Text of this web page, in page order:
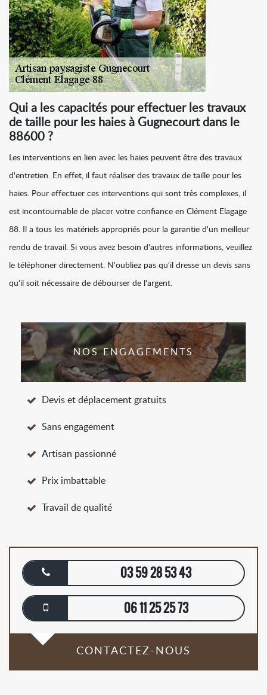
Qui a les capacités pour effectuer les travaux
de taille pour les haies à Gugnecourt dans le
88600 ?
Les interventions en lien avec les haies peuvent être des travaux
d'entretien. En effet, il faut réaliser des travaux de taille pour les
haies. Pour effectuer ces interventions qui sont très complexes, il
est incontournable de placer votre confiance en Clément Elagage
88. Il a tous les matériels appropriés pour la garantie d'un meilleur
rendu de travail. Si vous avez besoin d'autres informations, veuillez
le téléphoner directement. N'oubliez pas qu'il dresse un devis sans
qu'il soit nécessaire de débourser de l'argent.
NOS ENGAGEMENTS
Devis et déplacement gratuits
Sans engagement
Artisan passionné
Prix imbattable
Travail de qualité
03 59 28 53 43
06 11 25 25 73
CONTACTEZ-NOUS